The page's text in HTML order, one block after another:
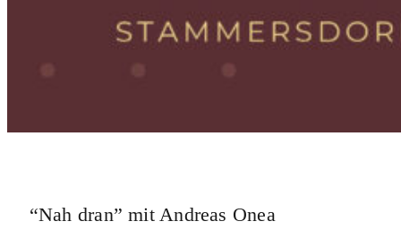
“Nah dran” mit Andreas Onea